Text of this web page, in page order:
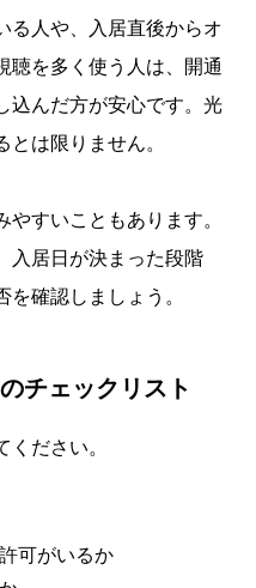
る人や、入居直後からオ
聴を多く使う人は、開通
込んだ方が安心です。光
は限りません。
すいこともあります。
入居日が決まった段階
確認しましょう。
チェックリスト
ださい。
可がいるか